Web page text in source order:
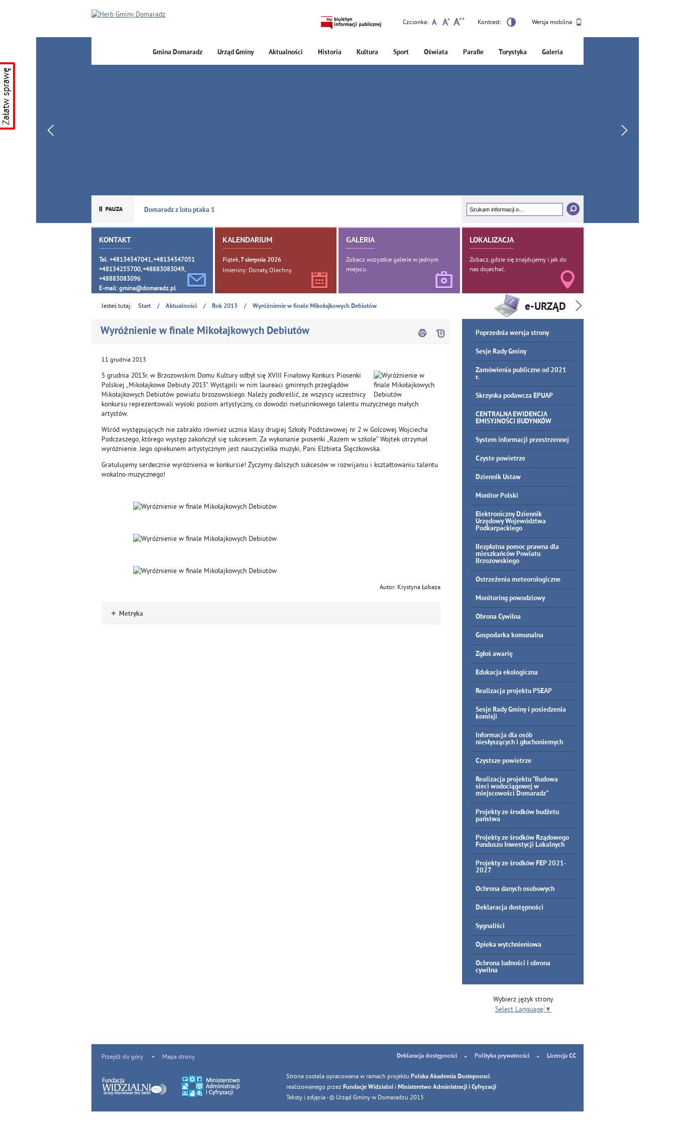
Wersja mobilna
Czcionka: Kontrast:
Gmina Domaradz Urząd Gminy Aktualności Historia Kultura Sport Oświata Parafie Turystyka Galeria
Domaradz z lotu ptaka 1
KONTAKT
Tel. +48134347041, +48134347051
+48134255700, +48883083049,
+48883083096
E-mail: gmina@domaradz.pl
KALENDARIUM
Piątek, 7sierpnia 2026
Imieniny: Donaty, Olechny
GALERIA
Zobacz wszystkie galerie w jednym
miejscu.
LOKALIZACJA
Zobacz, gdzie się znajdujemy i jak do
nas dojechać.
Załatw sprawę
Jesteś tutaj: Start / Aktualności / Rok 2013 / Wyróżnienie w finale Mikołajkowych Debiutów
Wyróżnienie w finale Mikołajkowych Debiutów
11 grudnia 2013
5 grudnia 2013r. w Brzozowskim Domu Kultury odbył się XVIII Finałowy Konkurs Piosenki
Polskiej „Mikołajkowe Debiuty 2013”. Wystąpili w nim laureaci gminnych przeglądów
Mikołajkowych Debiutów powiatu brzozowskiego. Należy podkreślić, że wszyscy uczestnicy
konkursu reprezentowali wysoki poziom artystyczny, co dowodzi nietuzinkowego talentu muzycznego małych
artystów.
Wśród występujących nie zabrakło również ucznia klasy drugiej Szkoły Podstawowej nr 2 w Golcowej Wojciecha
Podczaszego, którego występ zakończył się sukcesem. Za wykonanie piosenki „Razem w szkole” Wojtek otrzymał
wyróżnienie. Jego opiekunem artystycznym jest nauczycielka muzyki, Pani Elżbieta Ślęczkowska.
Gratulujemy serdecznie wyróżnienia w konkursie! Życzymy dalszych sukcesów w rozwijaniu i kształtowaniu talentu
wokalno-muzycznego!
Autor: Krystyna Łobaza
Metryka
Poprzednia wersja strony
Sesje Rady Gminy
Zamówienia publiczne od 2021
r.
Skrzynka podawcza EPUAP
CENTRALNA EWIDENCJA
EMISYJNOŚCI BUDYNKÓW
System informacji przestrzennej
Czyste powietrze
Dziennik Ustaw
Monitor Polski
Elektroniczny Dziennik
Urzędowy Województwa
Podkarpackiego
Bezpłatna pomoc prawna dla
mieszkańców Powiatu
Brzozowskiego
Ostrzeżenia meteorologiczne
Monitoring powodziowy
Obrona Cywilna
Gospodarka komunalna
Zgłoś awarię
Edukacja ekologiczna
Realizacja projektu PSEAP
Sesje Rady Gminy i posiedzenia
komisji
Informacja dla osób
niesłyszących i głuchoniemych
Czystsze powietrze
Realizacja projektu "Budowa
sieci wodociągowej w
miejscowości Domaradz"
Projekty ze środków budżetu
państwa
Projekty ze środków Rządowego
Funduszu Inwestycji Lokalnych
Projekty ze środków FEP 2021-
2027
Ochrona danych osobowych
Deklaracja dostępności
Sygnaliści
Opieka wytchnieniowa
Ochrona ludności i obrona
cywilna
Wybierz język strony
Select Language ▼
Przejdź do góry Mapa strony Deklaracja dostępności Polityka prywatności Licencja CC
Strona zostala opracowana w ramach projektu Polska Akademia Dostepnosci
realizowanego przez Fundacje Widzialni i Ministerstwo Administracji i Cyfryzacji
Teksty i zdjęcia - © Urząd Gminy w Domaradzu 2015